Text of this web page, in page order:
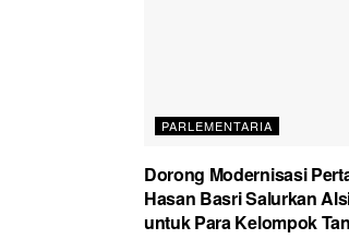
PARLEMENTARIA
Dorong Modernisasi
Hasan Basri Salurkan
untuk Para Kelompok